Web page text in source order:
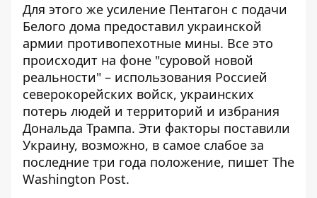
Для этого же усиление Пентагон с подачи
Белого дома предоставил украинской
армии противопехотные мины. Все это
происходит на фоне "суровой новой
реальности" – использования Россией
северокорейских войск, украинских
потерь людей и территорий и избрания
Дональда Трампа. Эти факторы поставили
Украину, возможно, в самое слабое за
последние три года положение, пишет The
Washington Post.